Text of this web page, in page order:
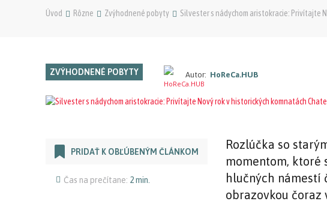
Úvod Rôzne Zvýhodnené pobyty Silvester s nádychom aristokracie: Privítajte
ZVÝHODNENÉ POBYTY Autor: HoReCa.HUB
PRIDAŤ K OBĽÚBENÝM ČLÁNKOM
Čas na prečítane: 2min.
Rozlúčka so
momentom, ktoré
hlučných námestí
obrazovkou čoraz